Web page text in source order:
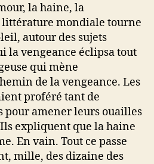
la haine, la
littérature mondiale tourne
autour des sujets
la vengeance éclipsa tout
qui mène
de la vengeance. Les
proféré tant de
pour amener leurs ouailles
expliquent que la haine
En vain. Tout ce passe
mille, des dizaine des